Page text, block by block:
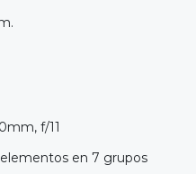
f/11
en 7 grupos